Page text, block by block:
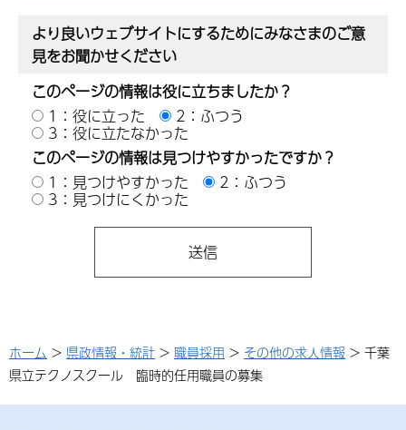
より良いウェブサイトにするためにみなさまのご意
見をお聞かせください
このページの情報は役に立ちましたか？
1：役に立った
2：ふつう
3：役に立たなかった
このページの情報は見つけやすかったですか？
1：見つけやすかった
2：ふつう
3：見つけにくかった
ホーム > 県政情報・統計 > 職員採用 > その他の求人情報 > 千葉
県立テクノスクール 臨時的任用職員の募集